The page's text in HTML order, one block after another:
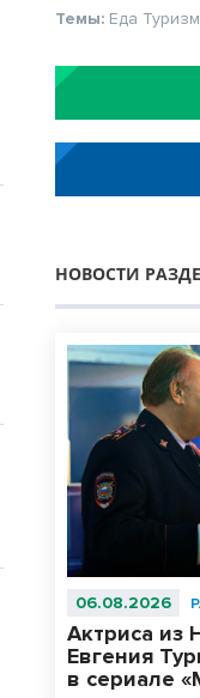
Темы: Еда Туризм
НОВОСТИ
06.08.2026
Актриса из
Евгения
в сериале